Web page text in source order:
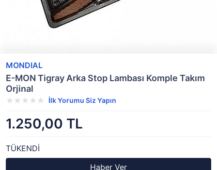
MONDIAL
E-MON Tigray Arka Stop Lambası Komple Takım
Orjinal
İlk Yorumu Siz Yapın
1.250,00 TL
TÜKENDİ
Haber Ver